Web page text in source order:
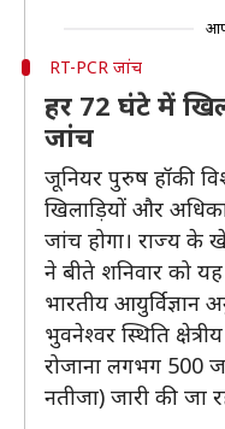
RT-PCR जांच
हर 72 घंटे में
जांच
जूनियर पुरुष हॉकी
खिलाड़ियों और
जांच होगा। राज्य के
ने बीते शनिवार को यह
भारतीय
भुवनेश्वर स्थिति
रोजाना लगभग 500
नतीजा) जारी की जा